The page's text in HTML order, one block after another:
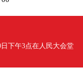
下午3点在人民大会堂